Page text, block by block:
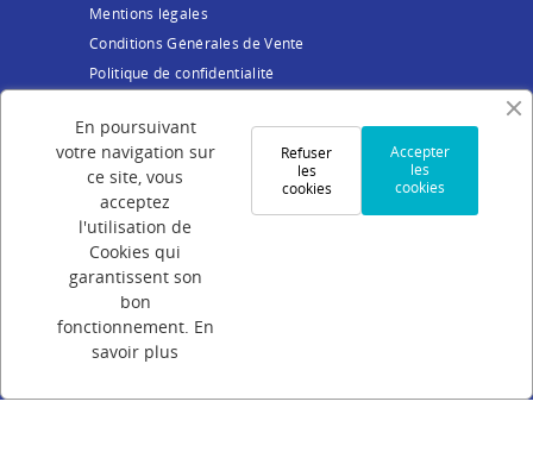
Mentions légales
Conditions Générales de Vente
Politique de confidentialité
Votre compte
Connexion
Création de compte
Suivi de commande
Programme de parrainage
En poursuivant
votre navigation sur
ce site, vous
acceptez
l'utilisation de
Cookies qui
garantissent son
bon
fonctionnement. En
savoir plus
Accepter
les
cookies
Refuser
les
cookies